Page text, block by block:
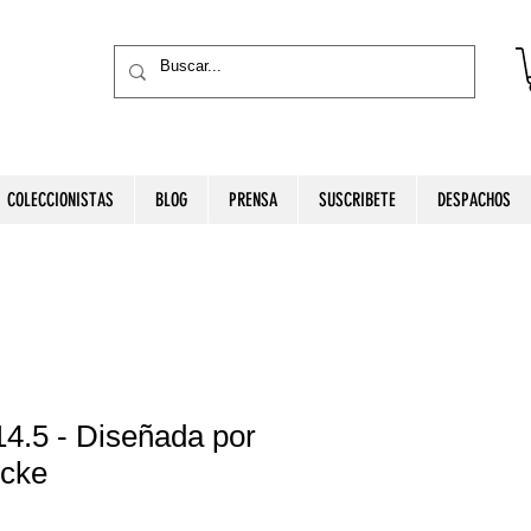
COLECCIONISTAS BLOG PRENSA SUSCRIBETE DESPACHOS
- Diseñada por